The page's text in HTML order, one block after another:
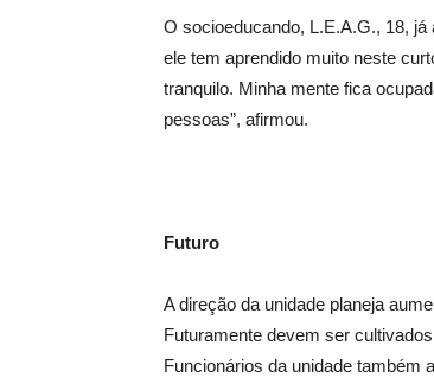
O socioeducando, L.E.A.G., 18,
ele tem aprendido muito neste
tranquilo. Minha mente fica
pessoas”, afirmou.
Futuro
A direção da unidade planeja
Futuramente devem ser
Funcionários da unidade também